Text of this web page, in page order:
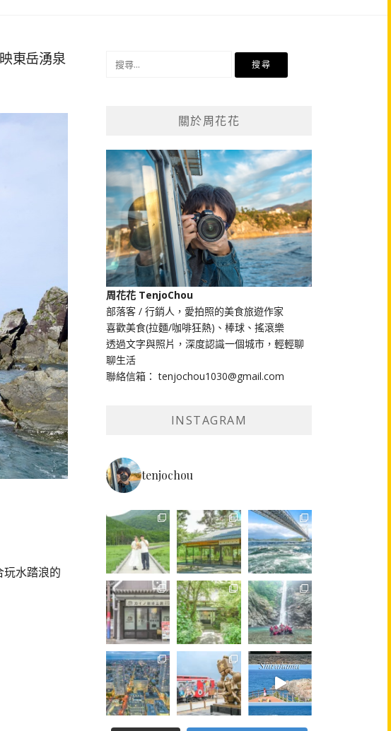
東岳湧泉
水踏浪的
關於周花花
周花花 TenjoChou
部落客 / 行銷人，愛拍照的美食旅遊作家
喜歡美食(拉麵/咖啡狂熱)、棒球、搖滾樂
透過文字與照片，深度認識一個城市，輕輕聊
聊生活
聯絡信箱： tenjochou1030@gmail.com
INSTAGRAM
tenjochou